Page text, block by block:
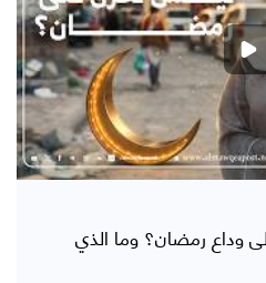
وداع رمضان؟ وما الذي